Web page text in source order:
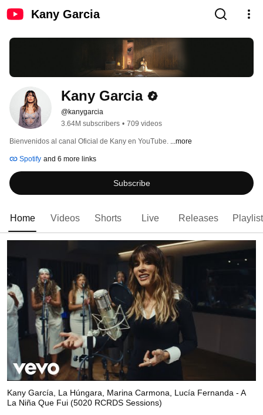
Kany Garcia
Kany Garcia
@kanygarcia
3.64M subscribers • 709 videos
Bienvenidos al canal Oficial de Kany en YouTube. ...more
Spotify and 6 more links
Subscribe
Home Videos Shorts Live Releases
Kany García, La Húngara, Marina Carmona, Lucía Fernanda - A
La Niña Que Fui (5020 RCRDS Sessions)